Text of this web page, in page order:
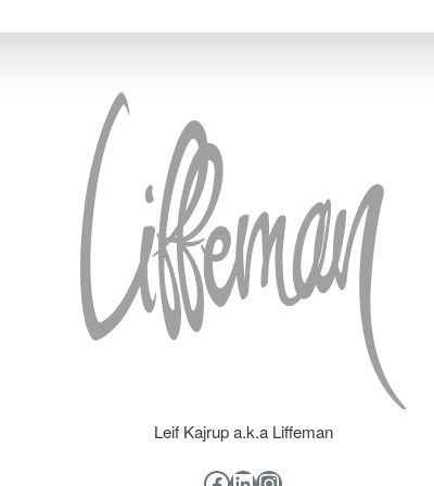
Leif Kajrup a.k.a Liffeman